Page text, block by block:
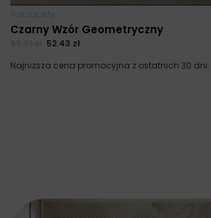
Fototapety
Czarny Wzór Geometryczny
52.43 zł
Najniższa cena promocyjna z ostatnich 30 dni: